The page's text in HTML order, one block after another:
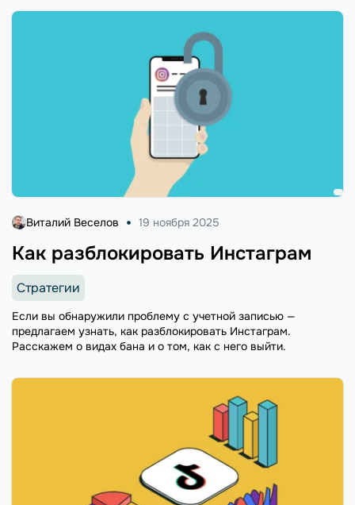
Как разблокировать Инстаграм
Виталий Веселов 19 ноября 2025
Стратегии
Если вы обнаружили проблему с учетной записью —
предлагаем узнать, как разблокировать Инстаграм.
Расскажем о видах бана и о том, как с него выйти.